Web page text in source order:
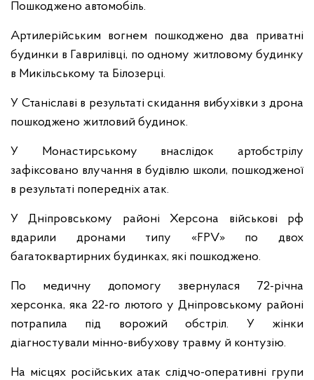
Пошкоджено автомобіль.
Артилерійським вогнем пошкоджено два приватні
будинки в Гаврилівці, по одному житловому будинку
в Микільському та Білозерці.
У Станіславі в результаті скидання вибухівки з дрона
пошкоджено житловий будинок.
У Монастирському внаслідок артобстрілу
зафіксовано влучання в будівлю школи, пошкодженої
в результаті попередніх атак.
У Дніпровському районі Херсона військові рф
вдарили дронами типу «FPV» по двох
багатоквартирних будинках, які пошкоджено.
По медичну допомогу звернулася 72-річна
херсонка, яка 22-го лютого у Дніпровському районі
потрапила під ворожий обстріл. У жінки
діагностували мінно-вибухову травму й контузію.
На місцях російських атак слідчо-оперативні групи